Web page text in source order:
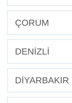
ÇORUM
DENİZLİ
DİYARBAKIR